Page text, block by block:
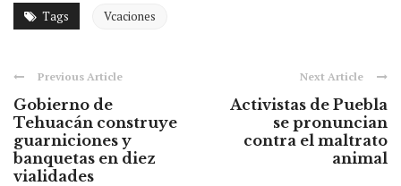
Tags Vcaciones
Previous Article
Gobierno de
Tehuacán construye
guarniciones y
banquetas en diez
vialidades
Next Article
Activistas de Puebla
se pronuncian
contra el maltrato
animal